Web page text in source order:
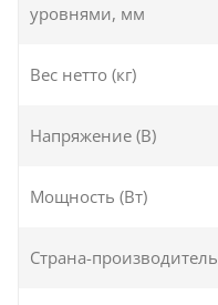
уровнями, мм
Вес нетто (кг)
Напряжение (В)
Мощность (Вт)
Страна-производитель